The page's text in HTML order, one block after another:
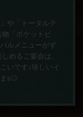
や「トータルテ
「ポケットピ
ルメニューがず
めるご宴会は、
いです♪珍しいイ
まs◎